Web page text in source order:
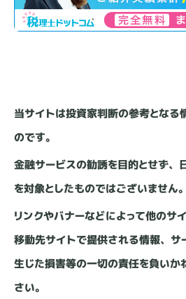
当サイトは投資家判断の参考となる
のです。
金融サービスの勧誘を目的とせず、
を対象としたものではございません。
リンクやバナーなどによって他のサ
移動先サイトで提供される情報、サ
生じた損害等の一切の責任を負いか
さい。